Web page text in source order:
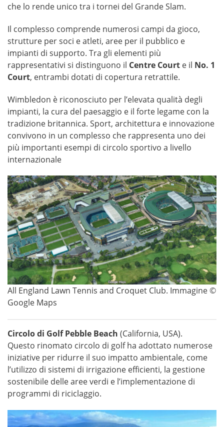
che lo rende unico tra i tornei del Grande Slam.
Il complesso comprende numerosi campi da gioco,
strutture per soci e atleti, aree per il pubblico e
impianti di supporto. Tra gli elementi più
rappresentativi si distinguono il Centre Court e il No. 1
Court, entrambi dotati di copertura retrattile.
Wimbledon è riconosciuto per l’elevata qualità degli
impianti, la cura del paesaggio e il forte legame con la
tradizione britannica. Sport, architettura e innovazione
convivono in un complesso che rappresenta uno dei
più importanti esempi di circolo sportivo a livello
internazionale
All England Lawn Tennis and Croquet Club. Immagine ©
Google Maps
Circolo di Golf Pebble Beach (California, USA).
Questo rinomato circolo di golf ha adottato numerose
iniziative per ridurre il suo impatto ambientale, come
l’utilizzo di sistemi di irrigazione efficienti, la gestione
sostenibile delle aree verdi e l’implementazione di
programmi di riciclaggio.